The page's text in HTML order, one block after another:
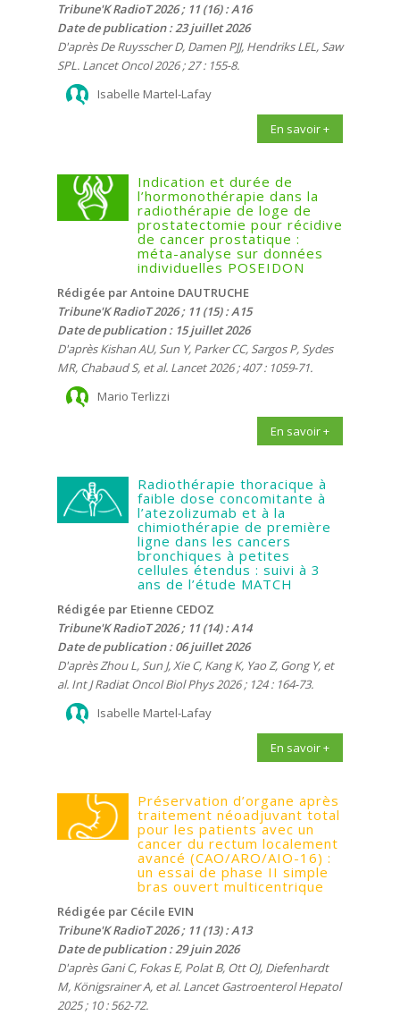
Tribune'K RadioT 2026 ; 11 (16) : A16
Date de publication : 23 juillet 2026
D'après De Ruysscher D, Damen PJJ, Hendriks LEL, Saw
SPL. Lancet Oncol 2026 ; 27 : 155-8.
Isabelle Martel-Lafay
En savoir +
Indication et durée de
l’hormonothérapie dans la
radiothérapie de loge de
prostatectomie pour récidive
de cancer prostatique :
méta-analyse sur données
individuelles POSEIDON
Rédigée par Antoine DAUTRUCHE
Tribune'K RadioT 2026 ; 11 (15) : A15
Date de publication : 15 juillet 2026
D'après Kishan AU, Sun Y, Parker CC, Sargos P, Sydes
MR, Chabaud S, et al. Lancet 2026 ; 407 : 1059-71.
Mario Terlizzi
En savoir +
Radiothérapie thoracique à
faible dose concomitante à
l’atezolizumab et à la
chimiothérapie de première
ligne dans les cancers
bronchiques à petites
cellules étendus : suivi à 3
ans de l’étude MATCH
Rédigée par Etienne CEDOZ
Tribune'K RadioT 2026 ; 11 (14) : A14
Date de publication : 06 juillet 2026
D'après Zhou L, Sun J, Xie C, Kang K, Yao Z, Gong Y, et
al. Int J Radiat Oncol Biol Phys 2026 ; 124 : 164-73.
Isabelle Martel-Lafay
En savoir +
Préservation d’organe après
traitement néoadjuvant total
pour les patients avec un
cancer du rectum localement
avancé (CAO/ARO/AIO-16) :
un essai de phase II simple
bras ouvert multicentrique
Rédigée par Cécile EVIN
Tribune'K RadioT 2026 ; 11 (13) : A13
Date de publication : 29 juin 2026
D'après Gani C, Fokas E, Polat B, Ott OJ, Diefenhardt
M, Königsrainer A, et al. Lancet Gastroenterol Hepatol
2025 ; 10 : 562-72.